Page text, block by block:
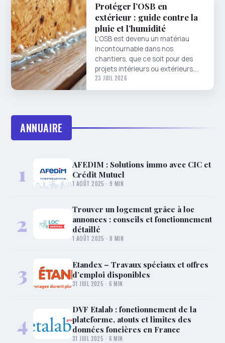
Protéger l’OSB en
extérieur : guide contre la
pluie et l’humidité
L’OSB est devenu un matériau
incontournable dans nos
chantiers, que ce soit pour des
projets intérieurs ou extérieurs.…
23 JUIL 2026
ANNUAIRE
1
AFEDIM : Solutions immo avec CIC et
Crédit Mutuel
1 AOÛT 2025 · 9 MIN
2
Trouver un logement grâce à loc
annonces : conseils et fonctionnement
détaillé
1 AOÛT 2025 · 8 MIN
3
Etandex – Travaux spéciaux et offres
d’emploi disponibles
31 JUIL 2025 · 6 MIN
4
DVF Etalab : fonctionnement de la
plateforme, atouts et limites des
données foncières en France
31 JUIL 2025 · 6 MIN